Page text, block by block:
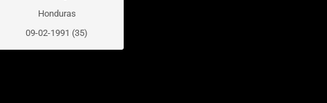
Honduras
09-02-1991 (35)